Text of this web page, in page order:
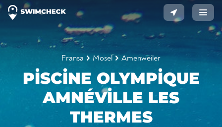
Fransa Mosel Amenweiler
PISCINE OLYMPIQUE
AMNÉVILLE LES
THERMES